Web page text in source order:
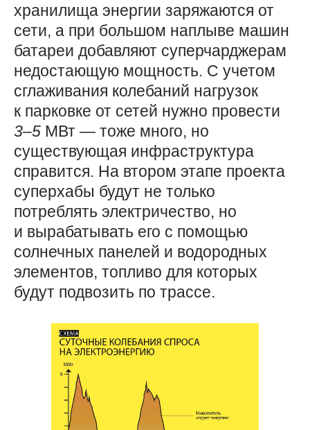
хранилища энергии заряжаются от
сети, а при большом наплыве машин
батареи добавляют суперчарджерам
недостающую мощность. С учетом
сглаживания колебаний нагрузок
к парковке от сетей нужно провести
3–5 МВт — ​тоже много, но
существующая инфраструктура
справится. На втором этапе проекта
суперхабы будут не только
потреблять электричество, но
и вырабатывать его с помощью
солнечных панелей и водородных
элементов, топливо для которых
будут подвозить по трассе.